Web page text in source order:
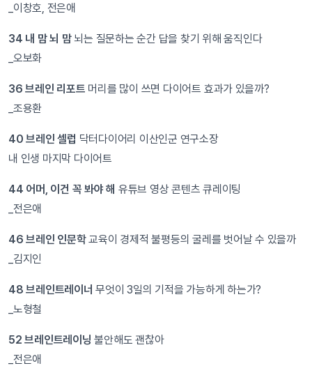
_이창호, 전은애
34 내 맘 뇌 맘뇌는 질문하는 순간 답을 찾기 위해 움직인다
_오보화
36 브레인 리포트 머리를 많이 쓰면 다이어트 효과가 있을까?
_조용환
40 브레인 셀럽 닥터다이어리 이산인군 연구소장
내 인생 마지막 다이어트
44 어머, 이건 꼭 봐야 해 유튜브 영상 콘텐츠 큐레이팅
_전은애
46 브레인 인문학교육이 경제적 불평등의 굴레를 벗어날 수 있을까
_김지인
48 브레인트레이너무엇이 3일의 기적을 가능하게 하는가?
_노형철
52 브레인트레이닝 불안해도 괜찮아
_전은애